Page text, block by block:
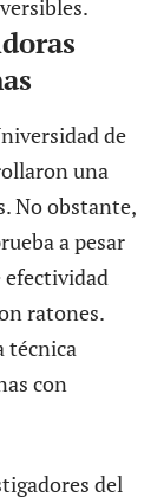
de
una
No obstante,
a pesar
efectividad
ratones.
del